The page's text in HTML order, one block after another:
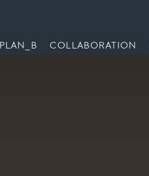
PLAN_B COLLABORATION